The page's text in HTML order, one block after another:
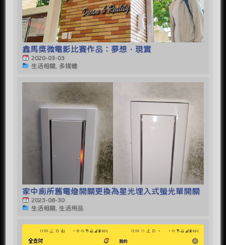
鑫馬獎微電影比賽作品：夢想．現實
2020-03-03
生活相關, 多媒體
家中廁所舊電燈開關更換為星光埋入式螢光單開關
2023-08-30
生活相關, 生活用品